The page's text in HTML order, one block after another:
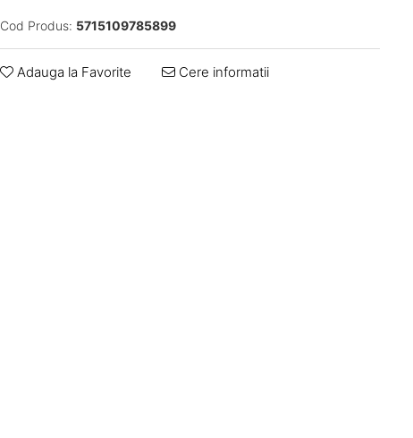
Cod Produs: 5715109785899
Adauga la Favorite Cere informatii